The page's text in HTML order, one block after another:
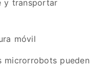
y transportar
móvil
microrrobots pueden